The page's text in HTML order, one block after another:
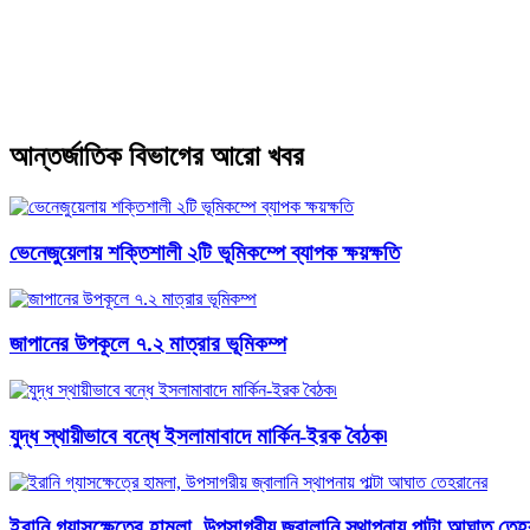
আন্তর্জাতিক বিভাগের আরো খবর
ভেনেজুয়েলায় শক্তিশালী ২টি ভূমিকম্পে ব্যাপক ক্ষয়ক্ষতি
জাপানের উপকূলে ৭.২ মাত্রার ভূমিকম্প
যুদ্ধ স্থায়ীভাবে বন্ধে ইসলামাবাদে মার্কিন-ইরক বৈঠক৷